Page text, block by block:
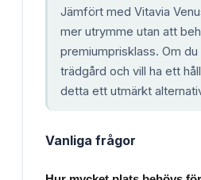
Jämfört med Vitavia
mer utrymme utan att
premiumprisklass. Om
trädgård och vill ha ett
detta ett utmärkt
Vanliga frågor